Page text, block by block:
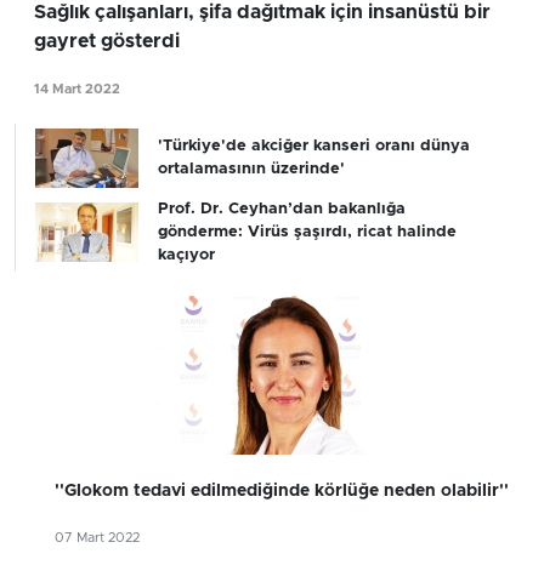
Sağlık çalışanları, şifa dağıtmak için insanüstü bir
gayret gösterdi
14 Mart 2022
'Türkiye'de akciğer kanseri oranı dünya
ortalamasının üzerinde'
Prof. Dr. Ceyhan’dan bakanlığa
gönderme: Virüs şaşırdı, ricat halinde
kaçıyor
''Glokom tedavi edilmediğinde körlüğe neden olabilir''
07 Mart 2022